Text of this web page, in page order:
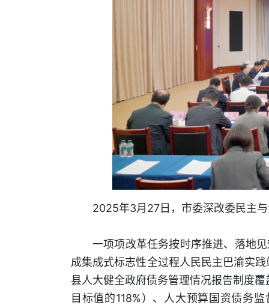
2025年3月27日，市委深改委民主
一项项改革任务按时序推进、落地
成集成式标志性全过程人民民主巴渝实
县人大健全政府债务管理情况报告制度
目标值的118%）、人大预算国资债务